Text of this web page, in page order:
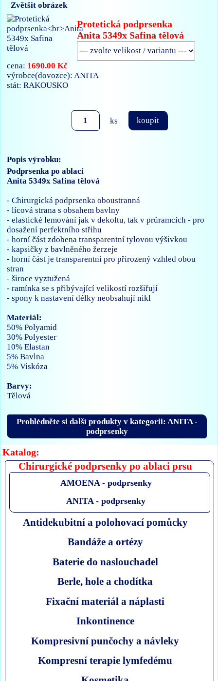
Katalog:
Chirurgické podprsenky po ablaci prsu
AMOENA - podprsenky
ANITA - podprsenky
Antidekubitní a polohovací pomůcky
Bandáže a ortézy
Baterie do naslouchadel
Berle, hole a chodítka
Fixační materiál a náplasti
Inkontinence
Kompresivní punčochy a návleky
Kompresní terapie lymfedému
Zvětšit obrázek
Protetická podprsenka
Anita 5349x Safina tělová
cena: 1690.00 Kč
výrobce(dovozce): ANITA
stát: RAKOUSKO
ks koupit
Popis výrobku:
Podprsenka po ablaci
Anita 5349x Safina tělová
- Chirurgická podprsenka oboustranná
- lícová strana s obsahem bavlny
- elastické lemování jak v dekoltu, tak v průramcích - pro
dosažení perfektního střihu
- horní část zdobena transparentní tylovou výšivkou
- kapsičky z bavlněného žerzeje
- horní část je transparentní pro přirozený vzhled obou
stran
- široce vyztužená
- ramínka se s přibývající velikostí rozšiřují
- spony k nastavení délky neobsahují nikl
Materiál:
50% Polyamid
30% Polyester
10% Elastan
5% Bavlna
5% Viskóza
Barvy:
Tělová
Prohlédněte si další produkty v kategorii: ANITA -
podprsenky